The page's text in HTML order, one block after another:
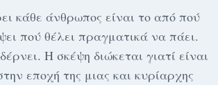
κάθε άνθρωπος είναι το από πού
πού θέλει πραγματικά να πάει.
Η σκέψη διώκεται γιατί είναι
εποχή της μιας και κυρίαρχης